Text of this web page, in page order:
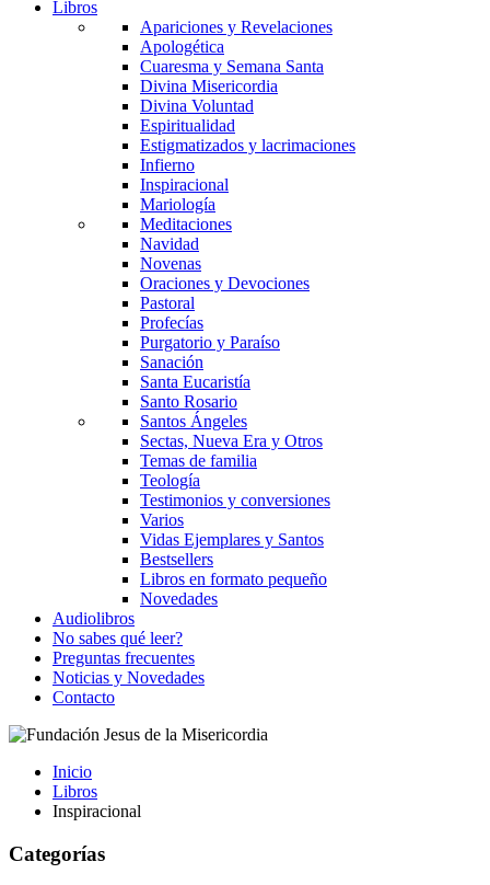
Libros
Apariciones y Revelaciones
Apologética
Cuaresma y Semana Santa
Divina Misericordia
Divina Voluntad
Espiritualidad
Estigmatizados y lacrimaciones
Infierno
Inspiracional
Mariología
Meditaciones
Navidad
Novenas
Oraciones y Devociones
Pastoral
Profecías
Purgatorio y Paraíso
Sanación
Santa Eucaristía
Santo Rosario
Santos Ángeles
Sectas, Nueva Era y Otros
Temas de familia
Teología
Testimonios y conversiones
Varios
Vidas Ejemplares y Santos
Bestsellers
Libros en formato pequeño
Novedades
Audiolibros
No sabes qué leer?
Preguntas frecuentes
Noticias y Novedades
Contacto
Inicio
Libros
Inspiracional
Categorías